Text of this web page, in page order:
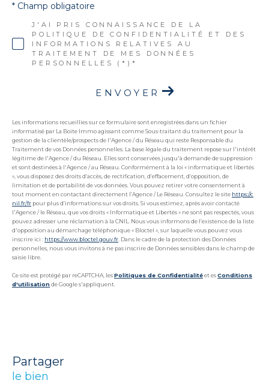
J'AI PRIS CONNAISSANCE DE LA
POLITIQUE DE CONFIDENTIALITÉ ET DES
INFORMATIONS RELATIVES AU
TRAITEMENT DE MES DONNÉES
PERSONNELLES (*)*
* Champ obligatoire
ENVOYER
Les informations recueillies sur ce formulaire sont enregistrées dans un fichier
informatisé par La Boite Immo agissant comme Sous-traitant du traitement pour la
gestion de la clientèle/prospects de l'Agence / du Réseau qui reste Responsable du
Traitement de vos Données personnelles. La base légale du traitement repose sur l'intérêt
légitime de l'Agence / du Réseau. Elles sont conservées jusqu'à demande de suppression
et sont destinées à l'Agence / au Réseau. Conformément à la loi « informatique et libertés
», vous disposez des droits d’accès, de rectification, d’effacement, d’opposition, de
limitation et de portabilité de vos données. Vous pouvez retirer votre consentement à
tout moment en contactant directement l’Agence / Le Réseau. Consultez le site https://c
nil.fr/fr pour plus d’informations sur vos droits. Si vous estimez, après avoir contacté
l'Agence / le Réseau, que vos droits « Informatique et Libertés » ne sont pas respectés, vous
pouvez adresser une réclamation à la CNIL. Nous vous informons de l’existence de la liste
d'opposition au démarchage téléphonique « Bloctel », sur laquelle vous pouvez vous
inscrire ici : https://www.bloctel.gouv.fr. Dans le cadre de la protection des Données
personnelles, nous vous invitons à ne pas inscrire de Données sensibles dans le champ de
saisie libre.
Ce site est protégé par reCAPTCHA, lesPolitiques de Confidentialitéet esConditions
d'utilisationde Google s'appliquent.
partager
le bien